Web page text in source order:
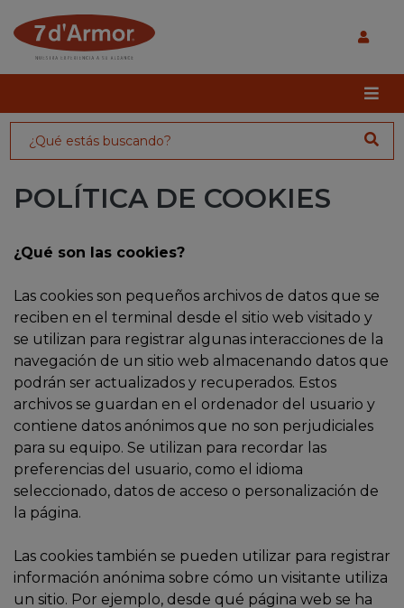
POLÍTICA DE COOKIES
¿Qué son las cookies?
Las cookies son pequeños archivos de datos que se
reciben en el terminal desde el sitio web visitado y
se utilizan para registrar algunas interacciones de la
navegación de un sitio web almacenando datos que
podrán ser actualizados y recuperados. Estos
archivos se guardan en el ordenador del usuario y
contiene datos anónimos que no son perjudiciales
para su equipo. Se utilizan para recordar las
preferencias del usuario, como el idioma
seleccionado, datos de acceso o personalización de
la página.
Las cookies también se pueden utilizar para registrar
información anónima sobre cómo un visitante utiliza
un sitio. Por ejemplo, desde qué página web se ha